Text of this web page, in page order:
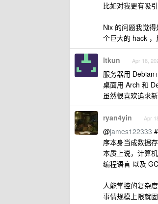
比如对我更有吸
Nix 的问题我觉
个巨大的 hack ，
ltkun Apr 18,
服务器用
桌面用 Arch 和
虽然很喜欢追求
ryan4yin Apr
@james122333
序本身当成数据
本质上说，计算
编程语言 以及
人能掌控的复杂
事情规模上限就固